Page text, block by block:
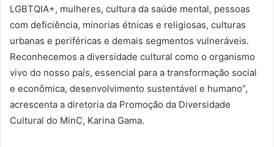
LGBTQIA+, mulheres, cultura da saúde mental, pessoas
com deficiência, minorias étnicas e religiosas, culturas
urbanas e periféricas e demais segmentos vulneráveis.
Reconhecemos a diversidade cultural como o organismo
vivo do nosso país, essencial para a transformação social
e econômica, desenvolvimento sustentável e humano”,
acrescenta a diretoria da Promoção da Diversidade
Cultural do MinC, Karina Gama.